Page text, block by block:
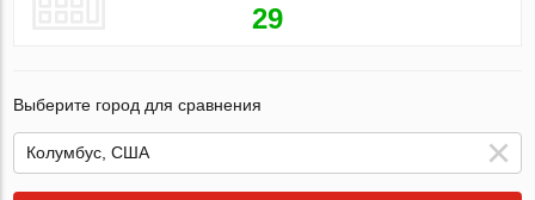
29
Выберите город для сравнения